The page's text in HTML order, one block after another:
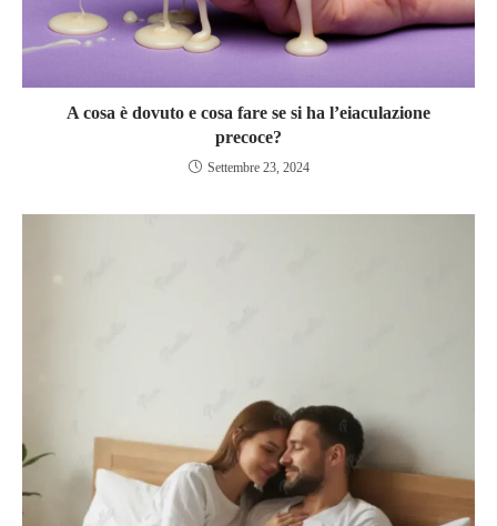
A cosa è dovuto e cosa fare se si ha l’eiaculazione
precoce?
Settembre 23, 2024